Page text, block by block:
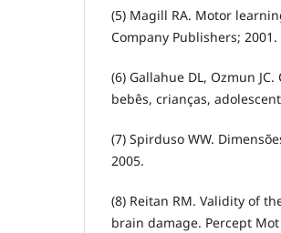
(5) Magill RA. Motor
Company Publishers; 2001.
(6) Gallahue DL, Ozmun
bebês, crianças,
(7) Spirduso WW.
2005.
(8) Reitan RM. Validity of
brain damage. Percept Mot